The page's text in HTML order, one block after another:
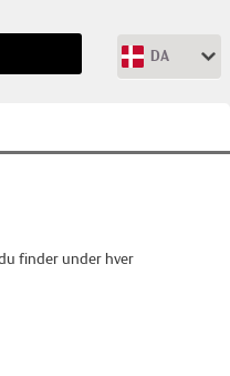
DA
finder under hver